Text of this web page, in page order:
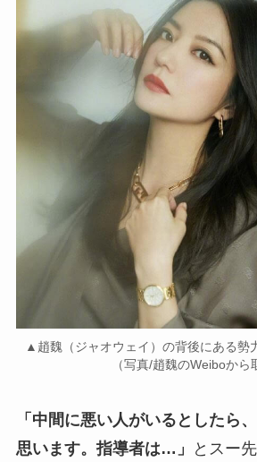
▲趙魏（ジャオウェイ）の背後にある勢
（写真/趙魏のWeiboから
「中間に悪い人がいるとしたら
思います。指導者は…」
とスー